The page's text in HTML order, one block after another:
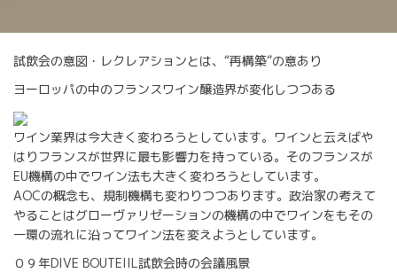
試飲会の意図・レクレアションとは、“再構築”の意あり
ヨーロッパの中のフランスワイン醸造界が変化しつつある
ワイン業界は今大きく変わろうとしています。ワインと云えばや
はりフランスが世界に最も影響力を持っている。そのフランスが
EU機構の中でワイン法も大きく変わろうとしています。
AOCの概念も、規制機構も変わりつつあります。政治家の考えて
やることはグローヴァリゼーションの機構の中でワインをもその
一環の流れに沿ってワイン法を変えようとしています。
０９年DIVE BOUTEIIL試飲会時の会議風景